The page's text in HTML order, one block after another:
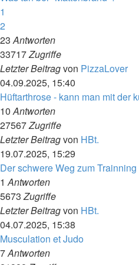
1
2
23Antworten
33717Zugriffe
Letzter Beitragvon PizzaLover
04.09.2025, 15:40
Hüftarthrose - kann man mit der
10Antworten
27567Zugriffe
Letzter Beitragvon HBt.
19.07.2025, 15:29
Der schwere Weg zum Trainning
1Antworten
5673Zugriffe
Letzter Beitragvon HBt.
04.07.2025, 15:38
Musculation et Judo
7Antworten